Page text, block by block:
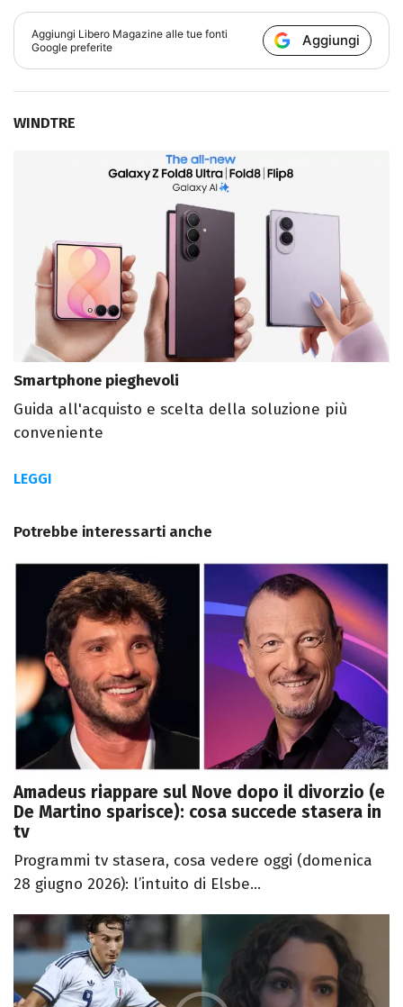
Aggiungi Libero Magazine alle tue fonti
Google preferite
Aggiungi
WINDTRE
Smartphone pieghevoli
Guida all'acquisto e scelta della soluzione più
conveniente
LEGGI
Potrebbe interessarti anche
Amadeus riappare sul Nove dopo il divorzio (e
De Martino sparisce): cosa succede stasera in
tv
Programmi tv stasera, cosa vedere oggi (domenica
28 giugno 2026): l’intuito di Elsbe...